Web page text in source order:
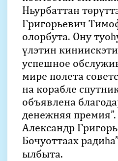
Ньурбаттан
Григорьевич
олорбута. Ону
үлэтин
успешное
мире полета
на корабле
объявлена
денежняя
Александр
Бочуоттаах
ылбыта.